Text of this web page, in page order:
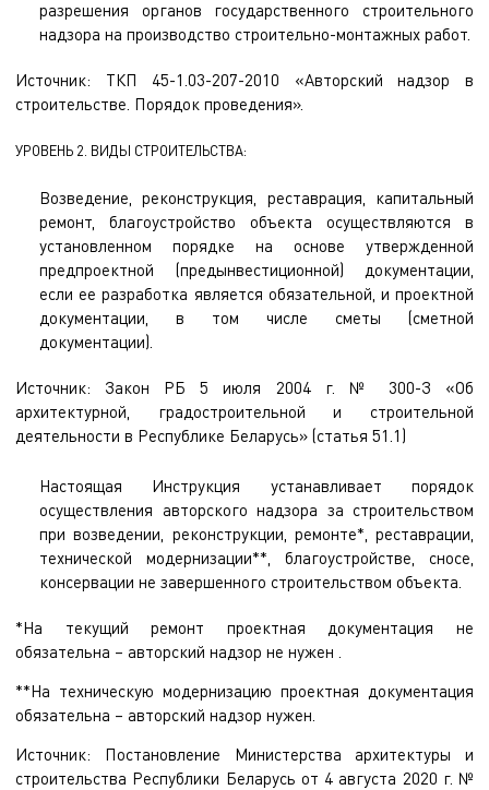
разрешения органов государственного строительного
надзора на производство строительно-монтажных работ.
Источник: ТКП 45-1.03-207-2010 «Авторский надзор в
строительстве. Порядок проведения».
УРОВЕНЬ 2. ВИДЫ СТРОИТЕЛЬСТВА:
Возведение, реконструкция, реставрация, капитальный
ремонт, благоустройство объекта осуществляются в
установленном порядке на основе утвержденной
предпроектной (предынвестиционной) документации,
если ее разработка является обязательной, и проектной
документации, в том числе сметы (сметной
документации).
Источник: Закон РБ 5 июля 2004 г. № 300-З «Об
архитектурной, градостроительной и строительной
деятельности в Республике Беларусь» (статья 51.1)
Настоящая Инструкция устанавливает порядок
осуществления авторского надзора за строительством
при возведении, реконструкции, ремонте*, реставрации,
технической модернизации**, благоустройстве, сносе,
консервации не завершенного строительством объекта.
*На текущий ремонт проектная документация не
обязательна – авторский надзор не нужен .
**На техническую модернизацию проектная документация
обязательна – авторский надзор нужен.
Источник: Постановление Министерства архитектуры и
строительства Республики Беларусь от 4 августа 2020 г. №